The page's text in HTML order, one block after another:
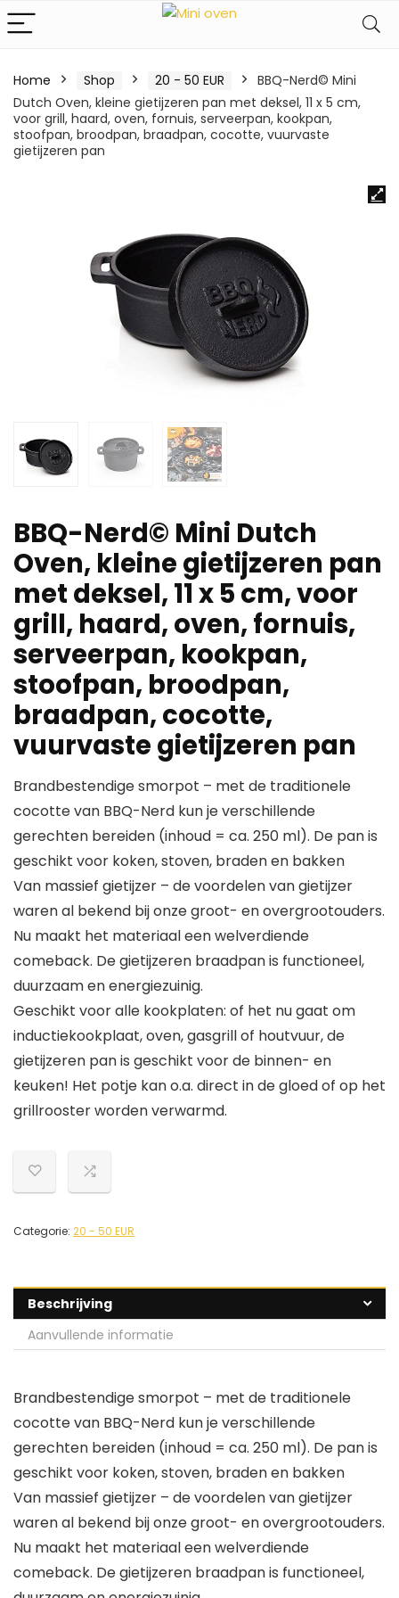
Home Shop 20 - 50 EUR
BBQ-Nerd© Mini
Dutch Oven, kleine gietijzeren pan met deksel, 11 x 5 cm,
voor grill, haard, oven, fornuis, serveerpan, kookpan,
stoofpan, broodpan, braadpan, cocotte, vuurvaste
gietijzeren pan
BBQ-Nerd© Mini Dutch
Oven, kleine gietijzeren pan
met deksel, 11 x 5 cm, voor
grill, haard, oven, fornuis,
serveerpan, kookpan,
stoofpan, broodpan,
braadpan, cocotte,
vuurvaste gietijzeren pan
Brandbestendige smorpot – met de traditionele
cocotte van BBQ-Nerd kun je verschillende
gerechten bereiden (inhoud = ca. 250 ml). De pan is
geschikt voor koken, stoven, braden en bakken
Van massief gietijzer – de voordelen van gietijzer
waren al bekend bij onze groot- en overgrootouders.
Nu maakt het materiaal een welverdiende
comeback. De gietijzeren braadpan is functioneel,
duurzaam en energiezuinig.
Geschikt voor alle kookplaten: of het nu gaat om
inductiekookplaat, oven, gasgrill of houtvuur, de
gietijzeren pan is geschikt voor de binnen- en
keuken! Het potje kan o.a. direct in de gloed of op het
grillrooster worden verwarmd.
Categorie: 20 - 50 EUR
Beschrijving
Aanvullende informatie
Brandbestendige smorpot – met de traditionele
cocotte van BBQ-Nerd kun je verschillende
gerechten bereiden (inhoud = ca. 250 ml). De pan is
geschikt voor koken, stoven, braden en bakken
Van massief gietijzer – de voordelen van gietijzer
waren al bekend bij onze groot- en overgrootouders.
Nu maakt het materiaal een welverdiende
comeback. De gietijzeren braadpan is functioneel,